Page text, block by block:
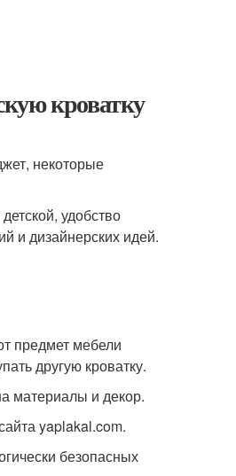
кроватку
некоторые
удобство
и дизайнерских идей.
предмет мебели
другую кроватку.
материалы и декор.
yaplakal.com.
безопасных